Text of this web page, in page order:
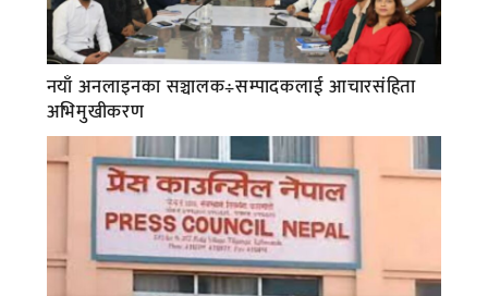
नयाँ अनलाइनका सञ्चालक÷सम्पादकलाई आचारसंहिता
अभिमुखीकरण